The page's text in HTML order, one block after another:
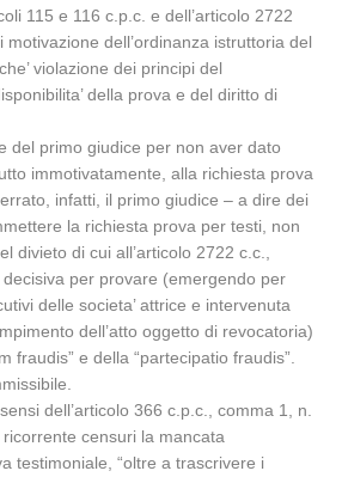
115 e 116 c.p.c. e dell’articolo 2722
dell’ordinanza istruttoria del
violazione dei principi del
della prova e del diritto di
del primo giudice per non aver dato
immotivatamente, alla richiesta prova
infatti, il primo giudice – a dire dei
la richiesta prova per testi, non
divieto di cui all’articolo 2722 c.c.,
per provare (emergendo per
delle societa’ attrice e intervenuta
dell’atto oggetto di revocatoria)
fraudis” e della “partecipatio fraudis”.
dell’articolo 366 c.p.c., comma 1, n.
censuri la mancata
testimoniale, “oltre a trascrivere i